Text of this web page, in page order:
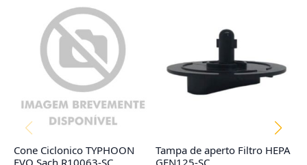
Cone Ciclonico TYPHOON
Tampa de aperto Filtro HEPA